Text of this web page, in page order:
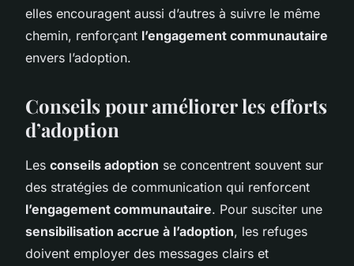
elles encouragent aussi d’autres à suivre le même
chemin, renforçant l’engagement communautaire
envers l’adoption.
Conseils pour améliorer les efforts
d’adoption
Les conseils adoption se concentrent souvent sur
des stratégies de communication qui renforcent
l’engagement communautaire. Pour susciter une
sensibilisation accrue à l’adoption, les refuges
doivent employer des messages clairs et